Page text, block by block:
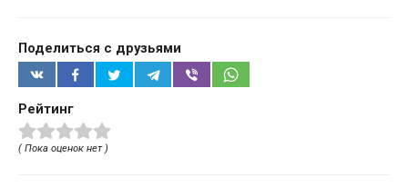
Поделиться с друзьями
Рейтинг
( Пока оценок нет )